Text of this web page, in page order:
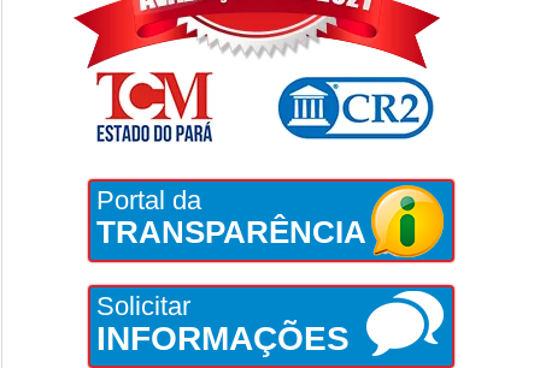
Portal da
TRANSPARÊNCIA
Solicitar
INFORMAÇÕES